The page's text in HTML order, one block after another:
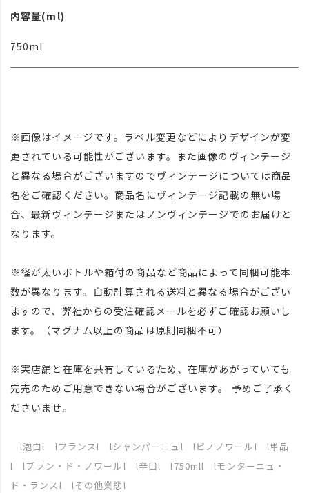
内容量(ml)
750ml
※画像はイメージです。ラベル変更などによりデザインが変
更されている可能性がございます。また画像のヴィンテージ
と異なる場合がございますのでヴィンテージについては商品
名をご確認ください。商品名にヴィンテージ記載の無い場
合、最新ヴィンテージまたはノンヴィンテージでのお届けと
なります。
※径が太いボトルや箱付の商品など商品によって同梱可能本
数が異なります。自動計算される送料と異なる場合がござい
ますので、弊社からの受注確認メールを必ずご確認お願いし
ます。（マグナム以上の商品は原則同梱不可）
※実店舗と在庫を共有しているため、在庫があがっていても
完売のためご用意できない場合がございます。 予めご了承く
ださいませ。
l泡白l lフランスl lシャンパーニュl lピノノワールl l単品
l lブラン・ド・ノワールl l辛口l l750mll lモンターニュ・
ド・ランスl lその他業態l